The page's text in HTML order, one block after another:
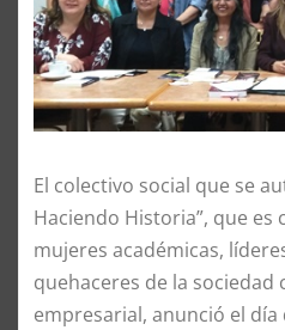
El colectivo social que se
Haciendo Historia”, que
mujeres académicas,
quehaceres de la sociedad
empresarial, anunció el día